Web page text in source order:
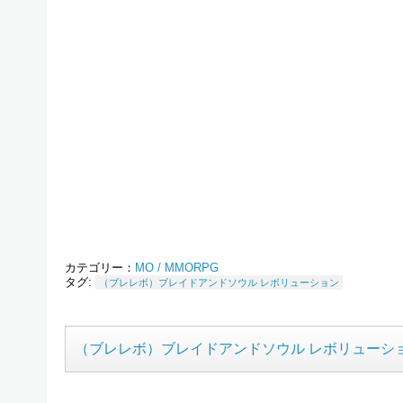
カテゴリー： MO / MMORPG
タグ:
（ブレレボ）ブレイドアンドソウル レボリューション
（ブレレボ）ブレイドアンドソウル レボリューシ